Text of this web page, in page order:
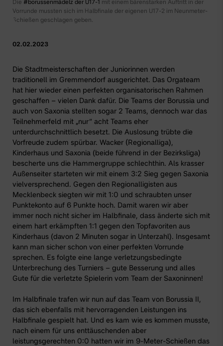
Die #borussenmädelz der U17-1 mit einem bärenstarken Auftritt in der
Vorrunde mussten sich im Halbfinale der eigenen U17-2 im Neunmeter-
Schießen geschlagen geben.
02.02.2023
Die Stadtmeisterschaften der Juniorinnen werden
traditionell im Gremmendorf ausgerichtet. Das Orgateam
hat hier wieder einen perfekten organisatorischen Rahmen
geschaffen – vielen Dank dafür. Die Teams der Borussia und
auch von Saxonia stellten sogar 2 Teams, dennoch war das
Teilnehmerfeld mit „nur“ acht Teams eher
unterdurchschnittlich besetzt. Die Auslosung trübte die
Vorfreude zudem spürbar. Wacker (Regionalliga),
Kinderhaus und Saxonia (beide führend in der Bezirksliga)
bescherte uns die Hammergruppe schlechthin. Als krasser
Außenseiter starteten wir mit einem 3:2 Sieg gegen Saxonia
vielversprechend. Gegen den Regionalligisten aus
Mecklenbeck siegten wir mit 1:0 und schraubten unser
Punktekonto auf 6 Punkte hoch. Damit waren wir aber
immer noch nicht sicher im Halbfinale, dass änderte sich mit
einem hart erkämpften 1:1 gegen den Topfavoriten aus
Kinderhaus (davon 2 Minuten sogar in Unterzahl). Insgesamt
kann man sicher schon von einer perfekten Vorrunde
sprechen. Es folgte eine lange verletzungsbedingte
Unterbrechung des Turniers – gute Besserung und alles
Gute für die verletzte Spielerin vom Team der Saxoninnen!
Im Halbfinale trafen wir nun auf das Team von Borussia II,
das sich ebenfalls mit hervorragenden Leistungen ins
Halbfinale gespielt hat. Und es kam wie es kommen musste,
nach einem für uns enttäuschenden aber
leistungsgerechten 0:0 hatten wir im 9-Meter-Schießen das